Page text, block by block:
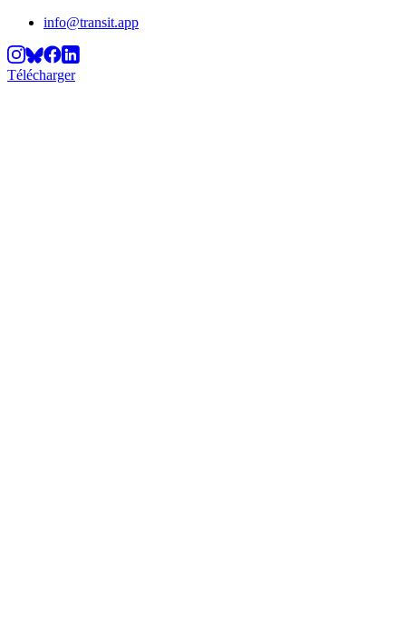
info@transit.app
Télécharger